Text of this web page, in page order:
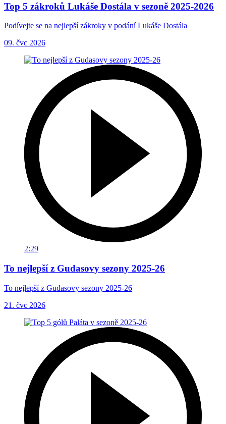
Top 5 zákroků Lukáše Dostála v sezoně 2025-2026
Podívejte se na nejlepší zákroky v podání Lukáše Dostála
09. čvc 2026
2:29
To nejlepší z Gudasovy sezony 2025-26
To nejlepší z Gudasovy sezony 2025-26
21. čvc 2026